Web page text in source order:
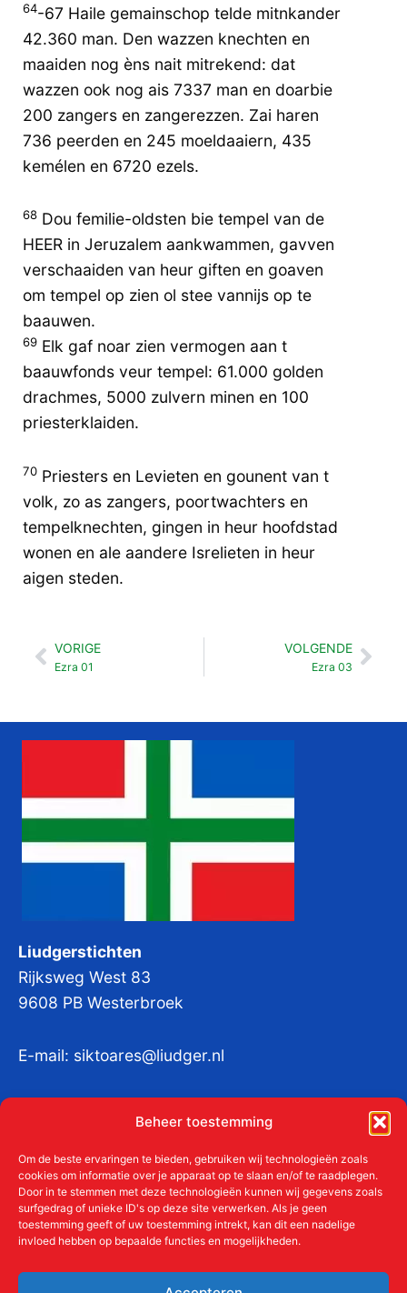
Beheer toestemming
Om de beste ervaringen te bieden, gebruiken wij technologieën zoals
cookies om informatie over je apparaat op te slaan en/of te raadplegen.
Door in te stemmen met deze technologieën kunnen wij gegevens zoals
surfgedrag of unieke ID's op deze site verwerken. Als je geen
toestemming geeft of uw toestemming intrekt, kan dit een nadelige
invloed hebben op bepaalde functies en mogelijkheden.
64-67 Haile gemainschop telde mitnkander
42.360 man. Den wazzen knechten en
maaiden nog èns nait mitrekend: dat
wazzen ook nog ais 7337 man en doarbie
200 zangers en zangerezzen. Zai haren
736 peerden en 245 moeldaaiern, 435
kemélen en 6720 ezels.
68 Dou femilie-oldsten bie tempel van de
HEER in Jeruzalem aankwammen, gavven
verschaaiden van heur giften en goaven
om tempel op zien ol stee vannijs op te
baauwen.
69 Elk gaf noar zien vermogen aan t
baauwfonds veur tempel: 61.000 golden
drachmes, 5000 zulvern minen en 100
priesterklaiden.
70 Priesters en Levieten en gounent van t
volk, zo as zangers, poortwachters en
tempelknechten, gingen in heur hoofdstad
wonen en ale aandere Isrelieten in heur
aigen steden.
Vorige
VORIGE
Ezra 01
VOLGENDE
Ezra 03
Liudgerstichten
Rijksweg West 83
9608 PB Westerbroek
E-mail: siktoares@liudger.nl
KvKnr:41011712
Meer over de Liudgerstichten
Aanmelden als donateur